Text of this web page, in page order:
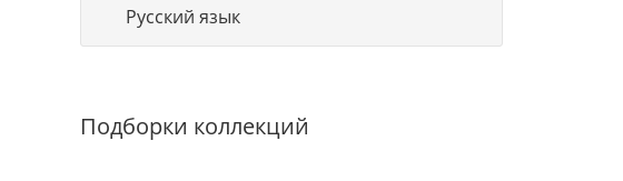
Русский язык
Подборки коллекций